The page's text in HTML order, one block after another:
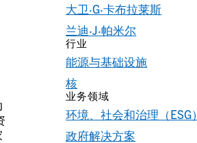
大卫·G·卡布拉莱斯
兰迪·J·帕米尔
行业
能源与基础设施
核
业务领域
环境、社会和治理（ESG）
政府解决方案